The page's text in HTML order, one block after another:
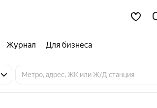
Журнал Для бизнеса